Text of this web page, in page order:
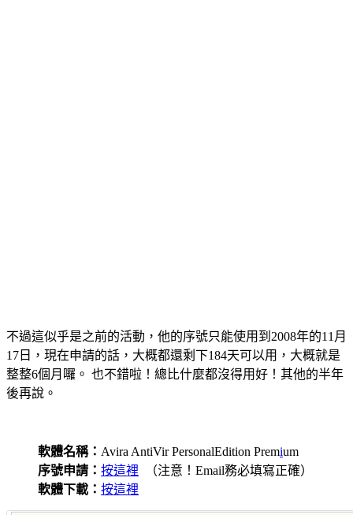
不過這似乎是之前的活動，他的序號只能使用到2008年的11月
17日，現在申請的話，大概都還剩下184天可以用，大概就是
整整6個月囉。 也不錯啦！總比什麼都沒得用好！其他的半年
後再說。
軟體名稱： Avira AntiVir PersonalEdition Premium
序號申請： 按這裡 （注意！Email務必填寫正確）
軟體下載： 按這裡